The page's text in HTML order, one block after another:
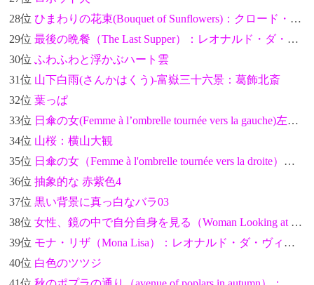
28位 ひまわりの花束(Bouquet of Sunflowers)：クロード・モネ
29位 最後の晩餐（The Last Supper）：レオナルド・ダ・ヴィンチ
30位 ふわふわと浮かぶハート雲
31位 山下白雨(さんかはくう)-富嶽三十六景：葛飾北斎
32位 葉っぱ
33位 日傘の女(Femme à l’ombrelle tournée vers la gauche)左向き：クロード・モネ
34位 山桜：横山大観
35位 日傘の女（Femme à l'ombrelle tournée vers la droite）右向き：クロード・モネ
36位 抽象的な 赤紫色4
37位 黒い背景に真っ白なバラ03
38位 女性、鏡の中で自分自身を見る（Woman Looking at Herself in a Mirror）：葛飾北斎
39位 モナ・リザ（Mona Lisa）：レオナルド・ダ・ヴィンチ
40位 白色のツツジ